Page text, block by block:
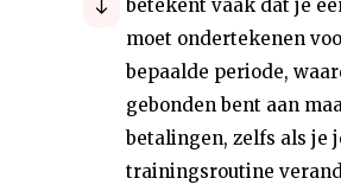
betekent vaak dat je
moet ondertekenen
bepaalde periode,
gebonden bent aan
betalingen, zelfs als je
trainingsroutine